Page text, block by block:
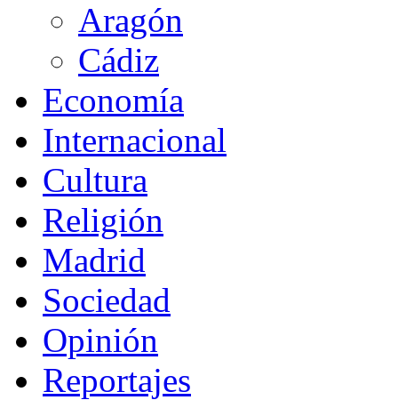
Aragón
Cádiz
Economía
Internacional
Cultura
Religión
Madrid
Sociedad
Opinión
Reportajes